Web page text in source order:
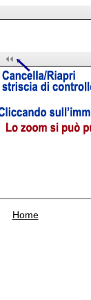
Home